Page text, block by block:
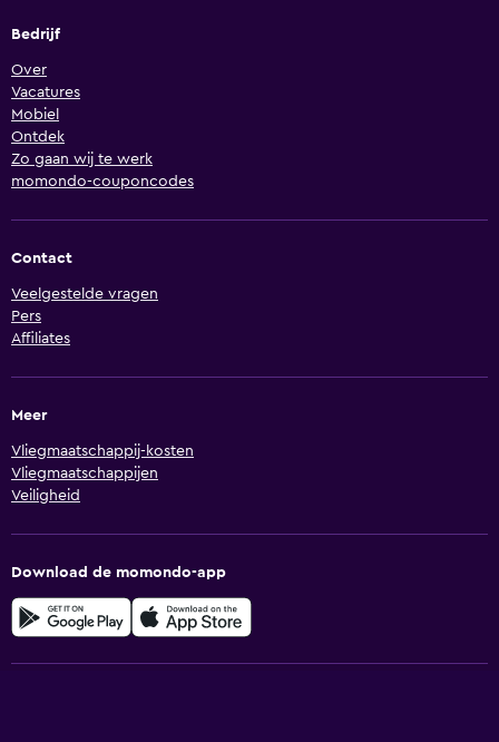
Bedrijf
Over
Vacatures
Mobiel
Ontdek
Zo gaan wij te werk
momondo-couponcodes
Contact
Veelgestelde vragen
Pers
Affiliates
Meer
Vliegmaatschappij-kosten
Vliegmaatschappijen
Veiligheid
Download de momondo-app